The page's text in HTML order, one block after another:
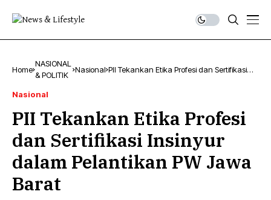
Home
NASIONAL
& POLITIK
Nasional PII Tekankan Etika Profesi dan Sertifikasi
Nasional
PII Tekankan Etika Profesi
dan Sertifikasi Insinyur
dalam Pelantikan PW Jawa
Barat